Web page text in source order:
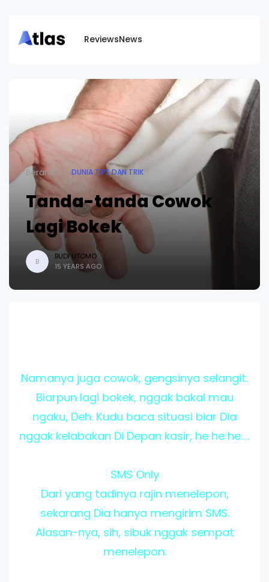
ReviewsNews
Beranda DUNIA TIPS DAN TRIK
Tanda-tanda Cowok
Lagi Bokek
B
BUDI UTOMO
15 YEARS AGO
Namanya juga cowok, gengsinya selangit.
Biarpun lagi bokek, nggak bakal mau
ngaku, Deh. Kudu baca situasi biar Dia
nggak kelabakan Di Depan kasir, he he he….
SMS Only
Dari yang tadinya rajin menelepon,
sekarang Dia hanya mengirim SMS.
Alasan-nya, sih, sibuk nggak sempat
menelepon.